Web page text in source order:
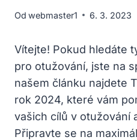
Od webmaster1 6. 3. 2023
Vítejte! Pokud hledáte
pro otužování, jste na
našem článku najdete
rok 2024, které vám
vašich cílů v otužování
Připravte se na